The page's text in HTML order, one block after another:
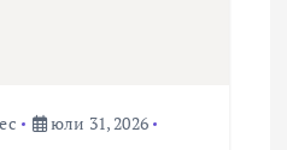
юли 31, 2026